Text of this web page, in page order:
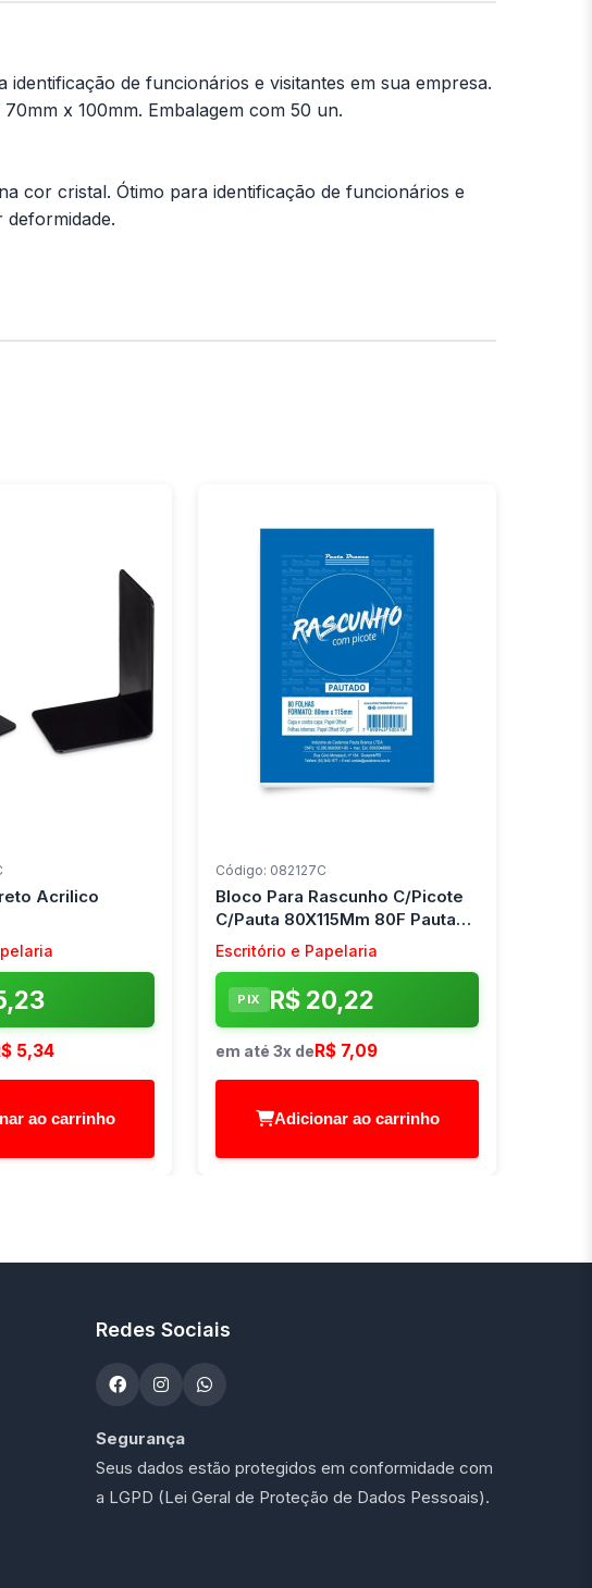
de funcionários e visitantes em sua empresa.
x 100mm. Embalagem com 50 un.
cor cristal. Ótimo para identificação de funcionários e
Acrilico
5,34
ao carrinho
Código: 082127C
Bloco Para Rascunho C/Picote
C/Pauta 80X115Mm 80F Pauta
Branca (Pct.c/10)
Escritório e Papelaria
PIX R$ 20,22
em até 3x deR$ 7,09
Adicionar ao carrinho
Redes Sociais
Segurança
Seus dados estão protegidos em conformidade com
a LGPD (Lei Geral de Proteção de Dados Pessoais).